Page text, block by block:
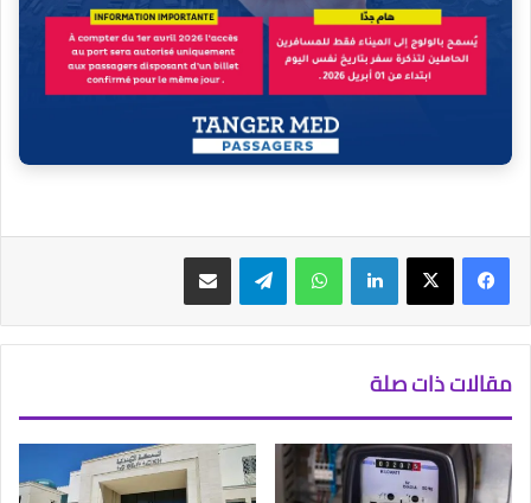
فيسبوك‫X لينكدإن واتساب تيلقرام مشاركة عبر البريد
مقالات ذات صلة